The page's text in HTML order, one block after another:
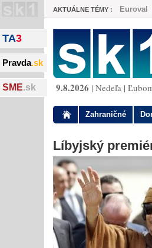
TA3
Pravda.sk
SME.sk
AKTUÁLNE TÉMY : Euroval
9.8.2026 | Nedeľa |
Zahraničné
Líbyjský